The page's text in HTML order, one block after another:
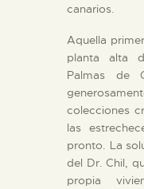
canarios.
Aquella
planta alta
Palmas de
colecciones
las
pronto. La
del Dr. Chil,
propia